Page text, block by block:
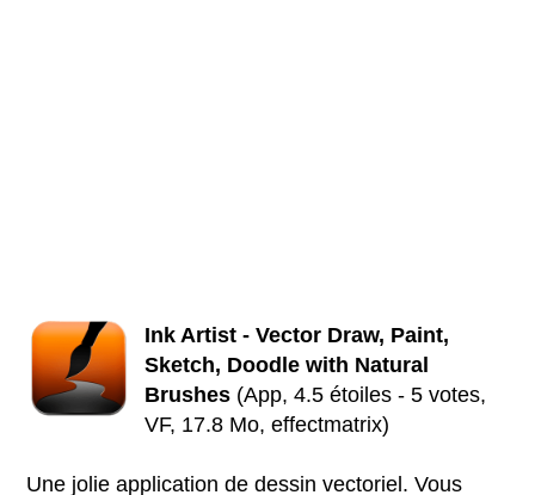
Ink Artist - Vector Draw, Paint,
Sketch, Doodle with Natural
Brushes (App, 4.5 étoiles - 5 votes,
VF, 17.8 Mo, effectmatrix)
Une jolie application de dessin vectoriel. Vous